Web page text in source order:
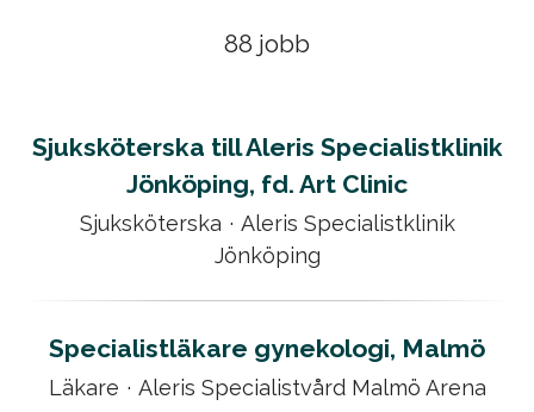
88 jobb
Sjuksköterska till Aleris Specialistklinik
Jönköping, fd. Art Clinic
Sjuksköterska · Aleris Specialistklinik
Jönköping
Specialistläkare gynekologi, Malmö
Läkare · Aleris Specialistvård Malmö Arena